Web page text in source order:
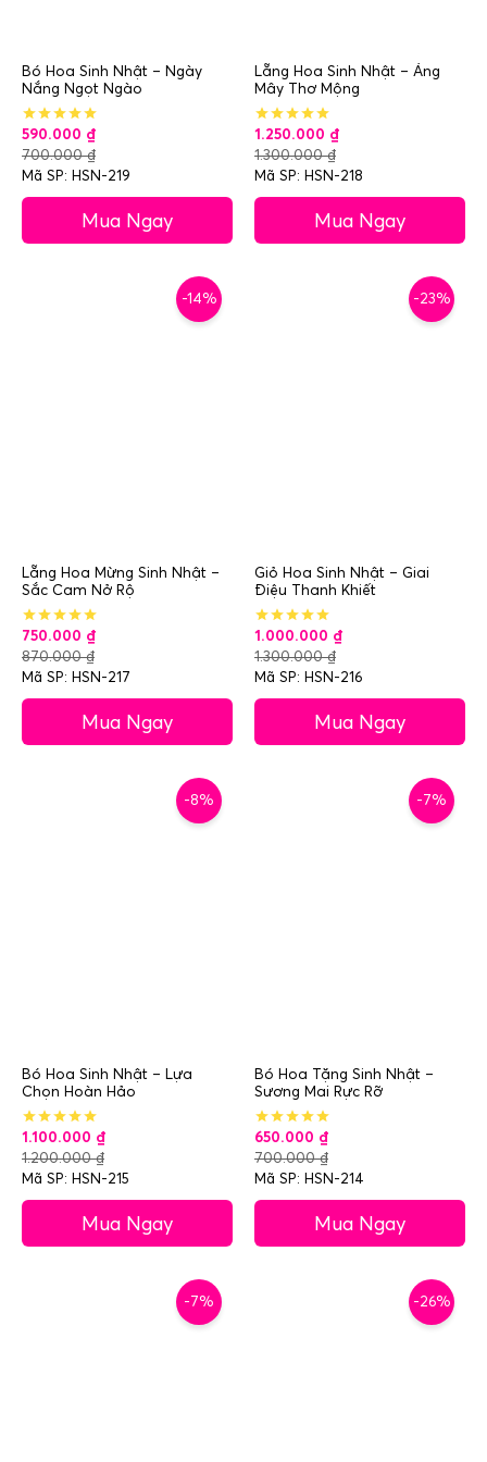
Bó Hoa Sinh Nhật – Ngày
Nắng Ngọt Ngào
590.000 ₫
700.000₫
Mã SP: HSN-219
Mua Ngay
Lẵng Hoa Sinh Nhật – Áng
Mây Thơ Mộng
1.250.000 ₫
1.300.000₫
Mã SP: HSN-218
Mua Ngay
-14%
Lẵng Hoa Mừng Sinh Nhật –
Sắc Cam Nở Rộ
750.000 ₫
870.000₫
Mã SP: HSN-217
Mua Ngay
-23%
Giỏ Hoa Sinh Nhật – Giai
Điệu Thanh Khiết
1.000.000 ₫
1.300.000₫
Mã SP: HSN-216
Mua Ngay
-8%
Bó Hoa Sinh Nhật – Lựa
Chọn Hoàn Hảo
1.100.000 ₫
1.200.000₫
Mã SP: HSN-215
Mua Ngay
-7%
Bó Hoa Tặng Sinh Nhật –
Sương Mai Rực Rỡ
650.000 ₫
700.000₫
Mã SP: HSN-214
Mua Ngay
-7% -26%